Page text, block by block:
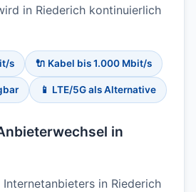
in Riederich kontinuierlich
s 🔌 Kabel bis 1.000 Mbit/s
📱 LTE/5G als Alternative
in
Internetanbieters in Riederich